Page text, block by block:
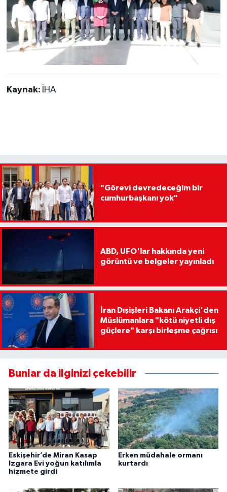
Kaynak: İHA
"Görevi devredeceğim bir
cumhurbaşkanı yok"
ABD, UFO'lar hakkında yeni
görüntü ve belgeler yayınladı
İran Dışişleri Bakanı Arakçi'den
Müslümanlara "kötü niyetli dış
güçlere" karşı birleşme çağrısı
Bunlar da ilginizi çekebilir
Eskişehir’de Miran Kasap
Izgara Evi yoğun katılımla
hizmete girdi
Erken müdahale ormanı
kurtardı